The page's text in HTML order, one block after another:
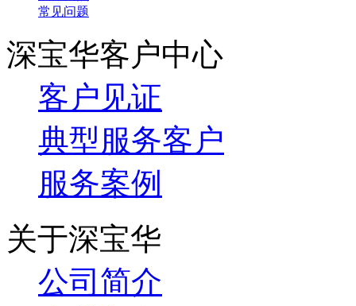
常见问题
深宝华客户中心
客户见证
典型服务客户
服务案例
关于深宝华
公司简介